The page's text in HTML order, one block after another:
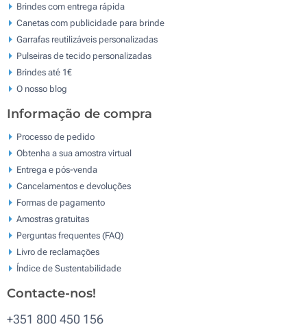
Brindes com entrega rápida
Canetas com publicidade para brinde
Garrafas reutilizáveis personalizadas
Pulseiras de tecido personalizadas
Brindes até 1€
O nosso blog
Informação de compra
Processo de pedido
Obtenha a sua amostra virtual
Entrega e pós-venda
Cancelamentos e devoluções
Formas de pagamento
Amostras gratuitas
Perguntas frequentes (FAQ)
Livro de reclamaçōes
Índice de Sustentabilidade
Contacte-nos!
+351 800 450 156